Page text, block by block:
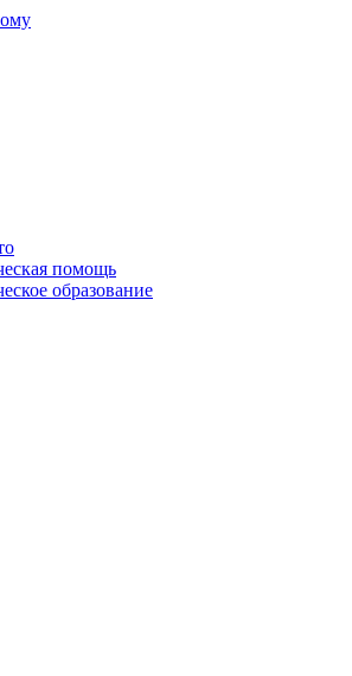
помощь
образование